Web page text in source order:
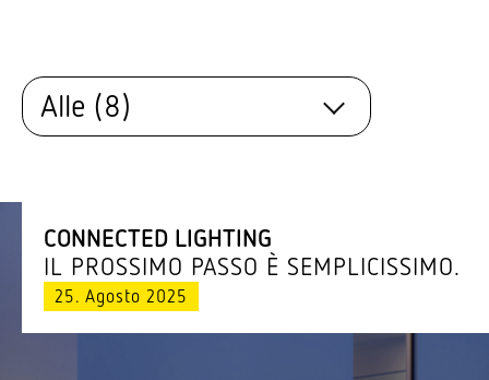
CONNECTED LIGHTING
IL PROSSIMO PASSO È SEMPLICISSIMO.
25. Agosto 2025